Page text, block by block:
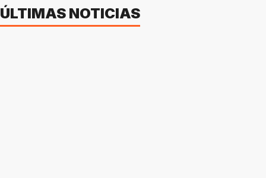
ÚLTIMAS NOTICIAS